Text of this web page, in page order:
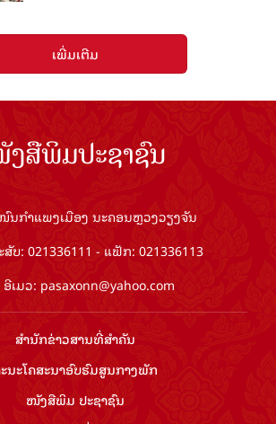
ເພີ່ມເຕີມ
ສືພິມປະຊາຊົນ
ນກຳແພງເມືອງ ນະຄອນຫຼວງວຽງຈັນ
ສັບ: 021336111 - ແຟັກ: 021336113
ອີເມວ: pasaxonn@yahoo.com
ສຳ​ນັກ​ຂ່າວ​ສານ​ທີ່​ສຳ​ຄັນ​
ນະໂຄສະນາອົບຮົມ​ສູນ​ກາງ​ພັກ
ໜັງສືພິມ ປະ​ຊາ​ຊົນ